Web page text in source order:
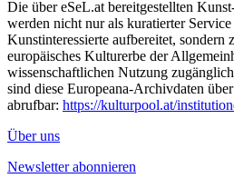
Die über eSeL.at bereitgestellten
werden nicht nur als kuratierter
Kunstinteressierte aufbereitet, sondern
europäisches Kulturerbe der
wissenschaftlichen Nutzung
sind diese Europeana-Archivdaten
abrufbar: https://kulturpool.at/
Über uns
Newsletter abonnieren